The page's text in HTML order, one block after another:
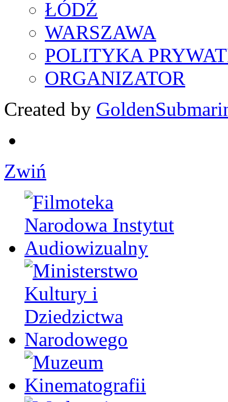
ŁÓDŹ
WARSZAWA
POLITYKA
ORGANIZATOR
Created by
Zwiń